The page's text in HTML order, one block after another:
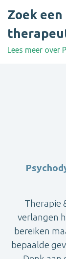
Zoek
Lees meer over
Therapie
verlangen
bereiken
bepaalde